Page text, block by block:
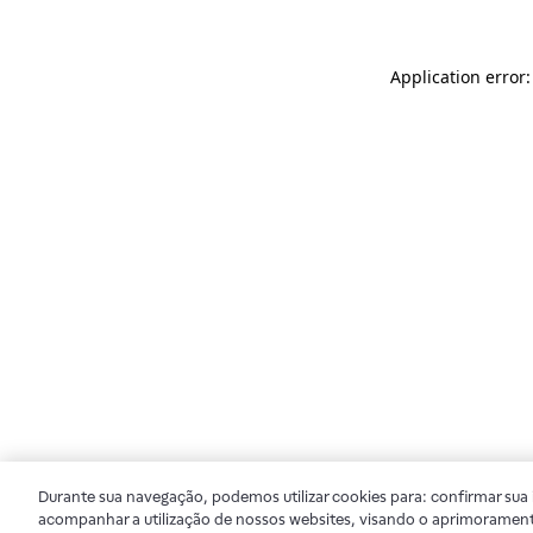
Application
Durante sua navegação, podemos utilizar cookies para: confirmar
acompanhar a utilização de nossos websites, visando o